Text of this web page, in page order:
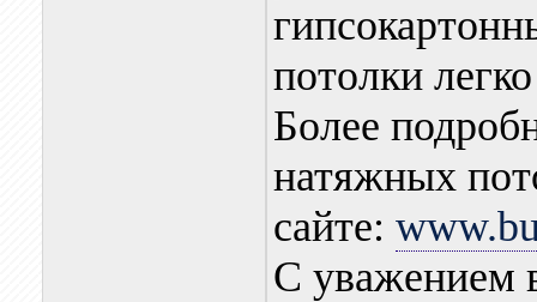
потолки
Более
натяжных
сайте:
С уважением